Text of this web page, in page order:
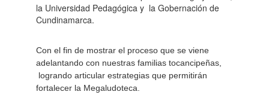
la Universidad Pedagógica y la Gobernación de
Cundinamarca.
Con el fin de mostrar el proceso que se viene
adelantando con nuestras familias tocancipeñas,
logrando articular estrategias que permitirán
fortalecer la Megaludoteca.